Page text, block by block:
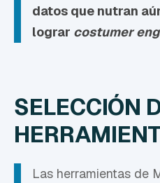
datos que nutran
lograr costumer
SELECCIÓN
Las herramientas de